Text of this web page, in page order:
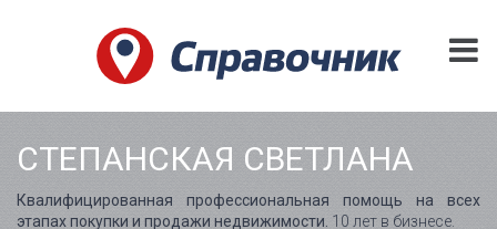
СТЕПАНСКАЯ СВЕТЛАНА
Квалифицированная профессиональная помощь на всех
этапах покупки и продажи недвижимости. 10 лет в бизнесе.